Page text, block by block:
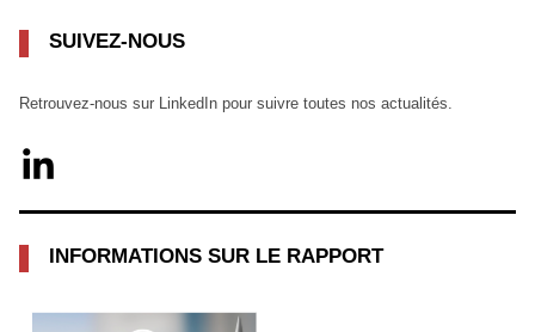
SUIVEZ-NOUS
Retrouvez-nous sur LinkedIn pour suivre toutes nos actualités.
INFORMATIONS SUR LE RAPPORT